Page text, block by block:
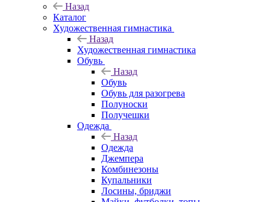
Назад
Каталог
Художественная гимнастика
Назад
Художественная гимнастика
Обувь
Назад
Обувь
Обувь для разогрева
Полуноски
Получешки
Одежда
Назад
Одежда
Джемпера
Комбинезоны
Купальники
Лосины, бриджи